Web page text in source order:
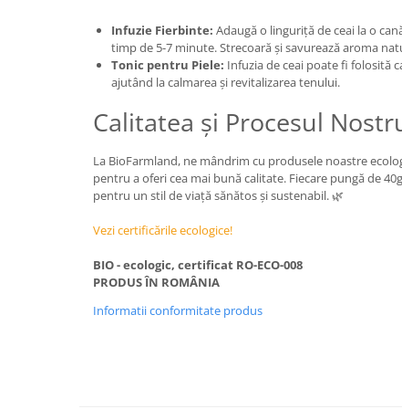
Infuzie Fierbinte: Adaugă o linguriță de ceai la o
timp de 5-7 minute. Strecoară și savurează aroma
Tonic pentru Piele: Infuzia de ceai poate fi folosită
ajutând la calmarea și revitalizarea tenului.
Calitatea și Procesul
La BioFarmland, ne mândrim cu produsele noastre
pentru a oferi cea mai bună calitate. Fiecare pungă de
pentru un stil de viață sănătos și sustenabil. 🌿
Vezi certificările ecologice!
BIO - ecologic, certificat RO-ECO-008
PRODUS ÎN ROMÂNIA
Informatii conformitate produs